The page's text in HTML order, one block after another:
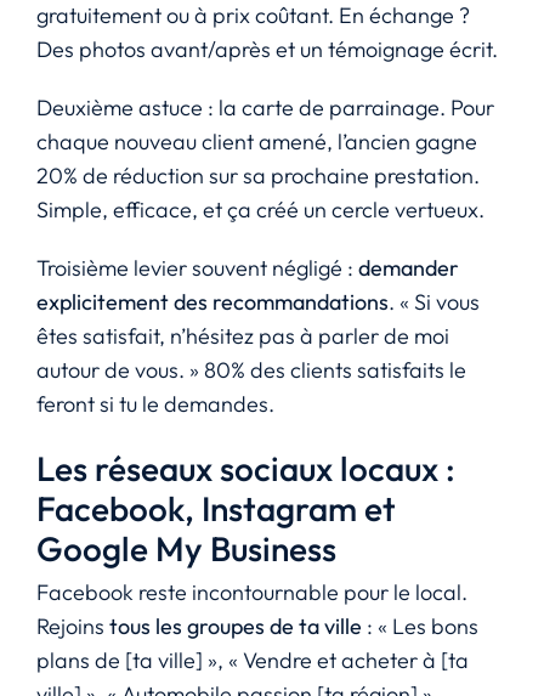
gratuitement ou à prix coûtant. En échange ?
Des photos avant/après et un témoignage écrit.
Deuxième astuce : la carte de parrainage. Pour
chaque nouveau client amené, l’ancien gagne
20% de réduction sur sa prochaine prestation.
Simple, efficace, et ça créé un cercle vertueux.
Troisième levier souvent négligé : demander
explicitement des recommandations. « Si vous
êtes satisfait, n’hésitez pas à parler de moi
autour de vous. » 80% des clients satisfaits le
feront si tu le demandes.
Les réseaux sociaux locaux :
Facebook, Instagram et
Google My Business
Facebook reste incontournable pour le local.
Rejoins tous les groupes de ta ville : « Les bons
plans de [ta ville] », « Vendre et acheter à [ta